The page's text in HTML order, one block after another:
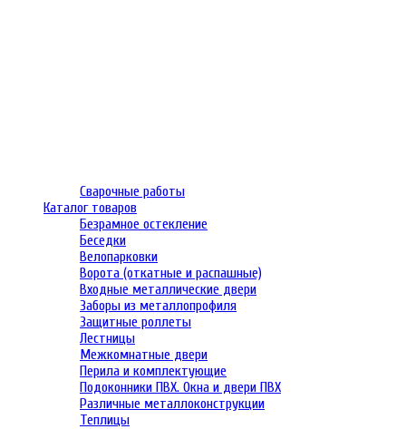
Сварочные работы
Каталог товаров
Безрамное остекление
Беседки
Велопарковки
Ворота (откатные и распашные)
Входные металлические двери
Заборы из металлопрофиля
Защитные роллеты
Лестницы
Межкомнатные двери
Перила и комплектующие
Подоконники ПВХ. Окна и двери ПВХ
Различные металлоконструкции
Теплицы